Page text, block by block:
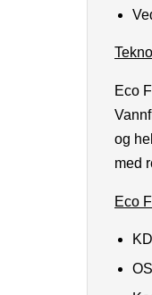
Eco
og
med
Eco